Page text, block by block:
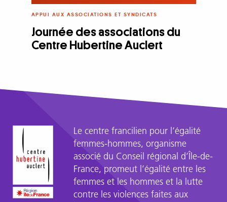
APPUI AUX ASSOCIATIONS ET SYNDICATS
Journée des associations du
Centre Hubertine Auclert
Le centre francilien pour l’égalité
femmes-hommes, organisme
associé du Conseil régional d’Île-de-
France, promeut l’égalité entre les
femmes et les hommes et la lutte
contre les violences faites aux